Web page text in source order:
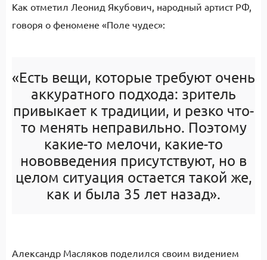
Как отметил Леонид Якубович, народный артист РФ,
говоря о феномене «Поле чудес»:
«Есть вещи, которые требуют очень
аккуратного подхода: зритель
привыкает к традиции, и резко что-
то менять неправильно. Поэтому
какие-то мелочи, какие-то
нововведения присутствуют, но в
целом ситуация остается такой же,
как и была 35 лет назад».
Александр Масляков поделился своим видением